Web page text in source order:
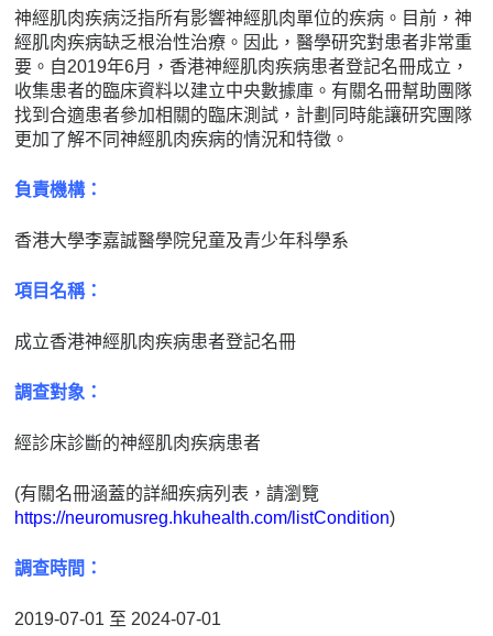
神經肌肉疾病泛指所有影響神經肌肉單位的疾病。目前，神
經肌肉疾病缺乏根治性治療。因此，醫學研究對患者非常重
要。自2019年6月，香港神經肌肉疾病患者登記名冊成立，
收集患者的臨床資料以建立中央數據庫。有關名冊幫助團隊
找到合適患者參加相關的臨床測試，計劃同時能讓研究團隊
更加了解不同神經肌肉疾病的情況和特徵。
負責機構：
香港大學李嘉誠醫學院兒童及青少年科學系
項目名稱：
成立香港神經肌肉疾病患者登記名冊
調查對象：
經診床診斷的神經肌肉疾病患者
(有關名冊涵蓋的詳細疾病列表，請瀏覽
https://neuromusreg.hkuhealth.com/listCondition)
調查時間：
2019-07-01 至 2024-07-01